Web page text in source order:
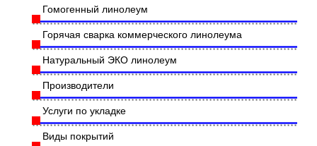
Гомогенный линолеум
Горячая сварка коммерческого линолеума
Натуральный ЭКО линолеум
Производители
Услуги по укладке
Виды покрытий